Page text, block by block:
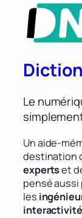
Le
Un aide-
destination
expertset
pensé aussi
les
interactivité